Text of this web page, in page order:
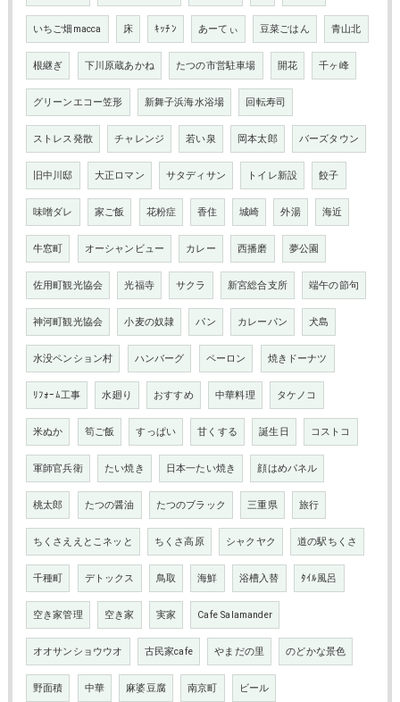
いちご畑macca 床 ｷｯﾁﾝ あーてぃ 豆菜ごはん 青山北
根継ぎ 下川原蔵あかね たつの市営駐車場 開花 千ヶ峰
グリーンエコー笠形 新舞子浜海水浴場 回転寿司
ストレス発散 チャレンジ 若い泉 岡本太郎 バーズタウン
旧中川邸 大正ロマン サタディサン トイレ新設 餃子
味噌ダレ 家ご飯 花粉症 香住 城崎 外湯 海近
牛窓町 オーシャンビュー カレー 西播磨 夢公園
佐用町観光協会 光福寺 サクラ 新宮総合支所 端午の節句
神河町観光協会 小麦の奴隷 パン カレーパン 犬島
水没ペンション村 ハンバーグ ペーロン 焼きドーナツ
ﾘﾌｫｰﾑ工事 水廻り おすすめ 中華料理 タケノコ
米ぬか 筍ご飯 すっぱい 甘くする 誕生日 コストコ
軍師官兵衛 たい焼き 日本一たい焼き 顔はめパネル
桃太郎 たつの醤油 たつのブラック 三重県 旅行
ちくさええとこネッと ちくさ高原 シャクヤク 道の駅ちくさ
千種町 デトックス 鳥取 海鮮 浴槽入替 ﾀｲﾙ風呂
空き家管理 空き家 実家 Cafe Salamander
オオサンショウウオ 古民家cafe やまだの里 のどかな景色
野面積 中華 麻婆豆腐 南京町 ビール